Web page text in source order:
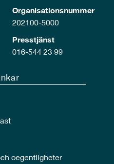
Organisationsnummer
202100-5000
Presstjänst
016-544 23 99
oegentligheter